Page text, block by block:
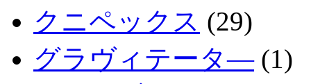
クニペックス (29)
グラヴィテータ―(1)